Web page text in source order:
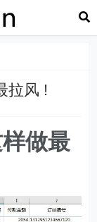
拉风 !
做最